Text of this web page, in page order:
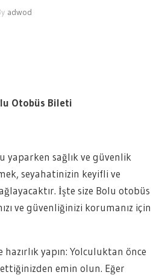
adwod
Otobüs Bileti
yaparken sağlık ve güvenlik
seyahatinizin keyifli ve
İşte size Bolu otobüs
ve güvenliğinizi korumanız için
yapın: Yolculuktan önce
emin olun. Eğer